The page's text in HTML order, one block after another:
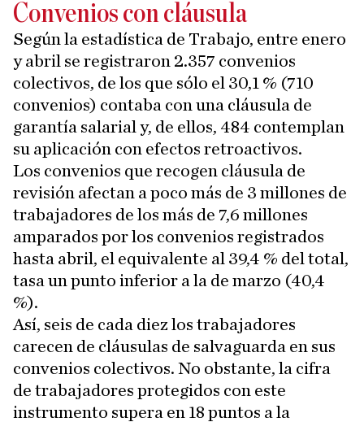
Convenios con cláusula
Según la estadística de Trabajo, entre enero
y abril se registraron 2.357 convenios
colectivos, de los que sólo el 30,1 % (710
convenios) contaba con una cláusula de
garantía salarial y, de ellos, 484 contemplan
su aplicación con efectos retroactivos.
Los convenios que recogen cláusula de
revisión afectan a poco más de 3 millones de
trabajadores de los más de 7,6 millones
amparados por los convenios registrados
hasta abril, el equivalente al 39,4 % del total,
tasa un punto inferior a la de marzo (40,4
%).
Así, seis de cada diez los trabajadores
carecen de cláusulas de salvaguarda en sus
convenios colectivos. No obstante, la cifra
de trabajadores protegidos con este
instrumento supera en 18 puntos a la